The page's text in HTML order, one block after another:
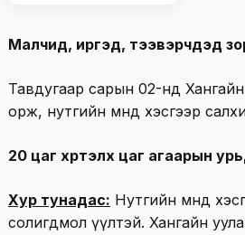
Малчид, иргэд, тээвэрчдэд
Тавдугаар сарын 02-нд
орж, нутгийн өмнөд хэсгээр
20 цаг хүртэлх цаг агаарын
Хур тунадас: Нутгийн өмнөд
солигдмол үүлтэй. Хангайн